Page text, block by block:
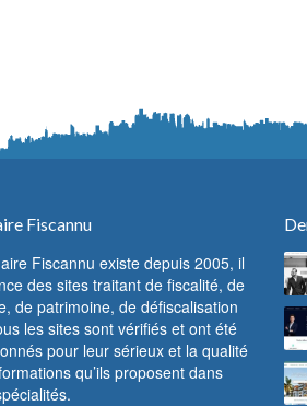
Fiscannu
Fiscannu existe depuis 2005, il
des sites traitant de fiscalité, de
de patrimoine, de défiscalisation
les sites sont vérifiés et ont été
pour leur sérieux et la qualité
qu’ils proposent dans